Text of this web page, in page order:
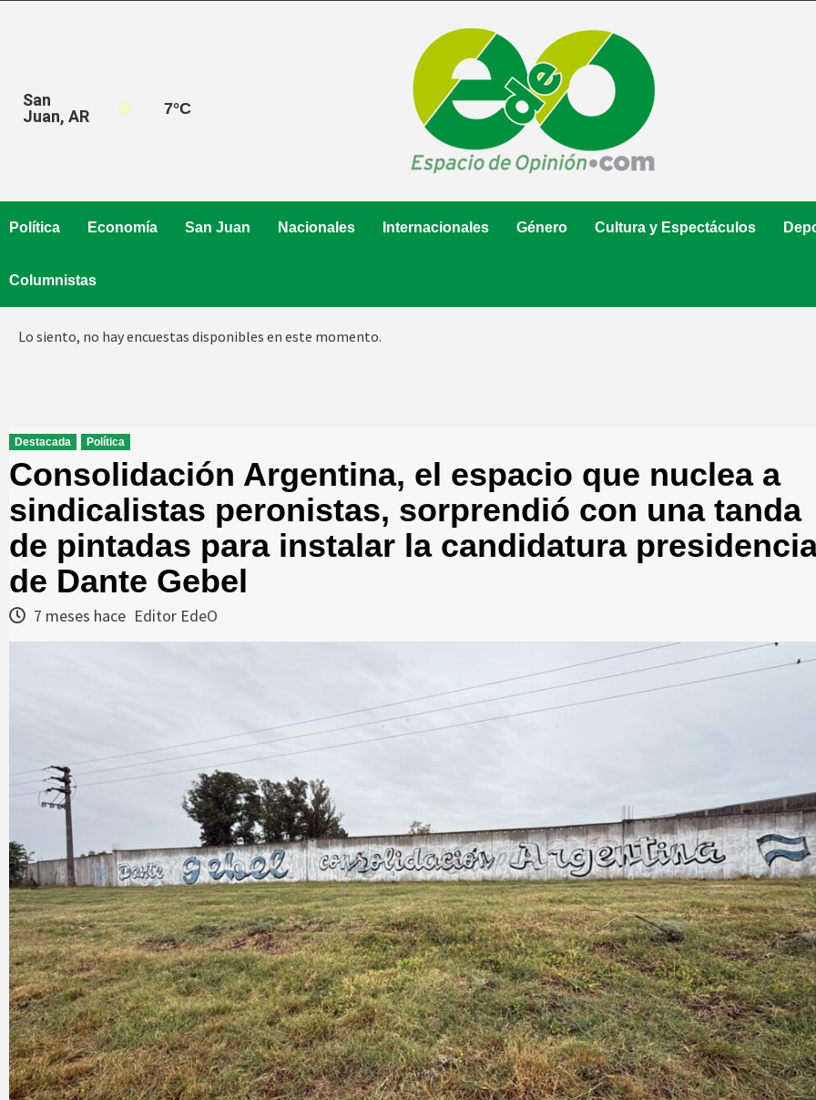
San
Juan, AR
7°C
Política Economía San Juan Nacionales Internacionales Género Cultura y Espectáculos
Columnistas
Lo siento, no hay encuestas disponibles en este momento.
Destacada Política
Consolidación Argentina, el espacio que nuclea a
sindicalistas peronistas, sorprendió con una tanda
de pintadas para instalar la candidatura
de Dante Gebel
7 meses hace Editor EdeO